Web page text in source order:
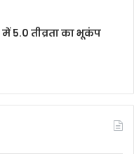
5.0 तीव्रता का भूकंप